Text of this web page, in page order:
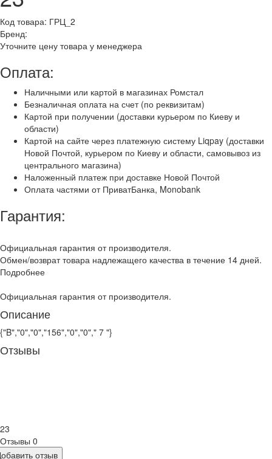
Код товара: ГРЦ_2
Бренд:
Уточните цену товара у менеджера
Оплата:
Наличными или картой в магазинах Ромстал
Безналичная оплата на счет (по реквизитам)
Картой при получении (доставки курьером по Киеву и
области)
Картой на сайте через платежную систему Liqpay (доставки
Новой Почтой, курьером по Киеву и области, самовывоз из
центрального магазина)
Наложенный платеж при доставке Новой Почтой
Оплата частями от ПриватБанка, Monobank
Гарантия:
Официальная гарантия от производителя.
Обмен/возврат товара надлежащего качества в течение 14 дней.
Подробнее
Официальная гарантия от производителя.
Описание
{"B","0","0","156","0","0"," 7 "}
Отзывы
23
Отзывы 0
отзыв